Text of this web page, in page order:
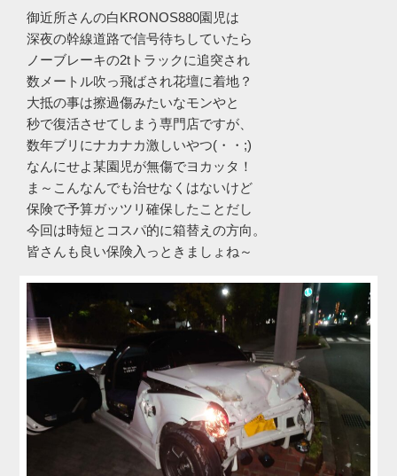
御近所さんの白KRONOS880園児は
深夜の幹線道路で信号待ちしていたら
ノーブレーキの2tトラックに追突され
数メートル吹っ飛ばされ花壇に着地？
大抵の事は擦過傷みたいなモンやと
秒で復活させてしまう専門店ですが、
数年ブリにナカナカ激しいやつ(・・;)
なんにせよ某園児が無傷でヨカッタ！
ま～こんなんでも治せなくはないけど
保険で予算ガッツリ確保したことだし
今回は時短とコスパ的に箱替えの方向。
皆さんも良い保険入っときましょね～